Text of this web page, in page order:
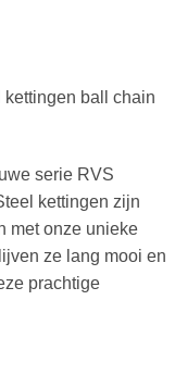
ball chain
serie RVS
kettingen zijn
met onze unieke
ze lang mooi en
prachtige